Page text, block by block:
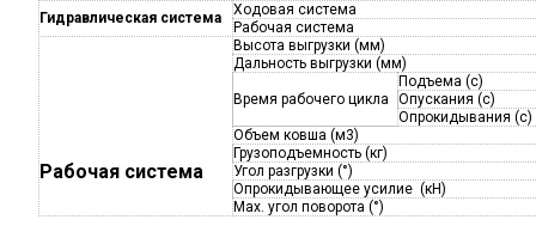
Гидравлическая система
Ходовая система
Рабочая система
Рабочая система
Высота выгрузки (мм)
Дальность выгрузки (мм)
Время рабочего цикла
Подъема (с)
Опускания (с)
Опрокидывания (с)
Объем ковша (м3)
Грузоподъемность (кг)
Угол разгрузки (°)
Опрокидывающее усилие (кН)
Max. угол поворота (°)